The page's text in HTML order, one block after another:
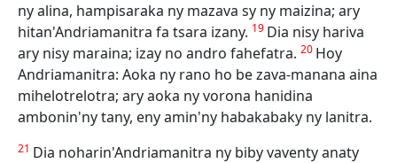
ny alina, hampisaraka ny mazava sy ny maizina; ary
hitan'Andriamanitra fa tsara izany. 19 Dia nisy hariva
ary nisy maraina; izay no andro fahefatra. 20 Hoy
Andriamanitra: Aoka ny rano ho be zava-manana aina
mihelotrelotra; ary aoka ny vorona hanidina
ambonin'ny tany, eny amin'ny habakabaky ny lanitra.
21 Dia noharin'Andriamanitra ny biby vaventy anaty